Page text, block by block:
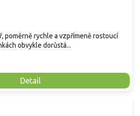
Detail
poměrně rychle a vzpřímeně rostoucí
obvykle dorůstá...